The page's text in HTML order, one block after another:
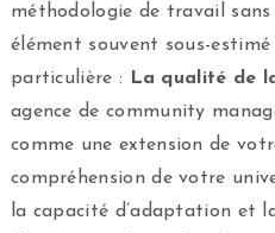
méthodologie de travail
élément souvent sous-
particulière :
La qualité de
agence de community
comme une extension de
compréhension de votre
la capacité d’adaptation et